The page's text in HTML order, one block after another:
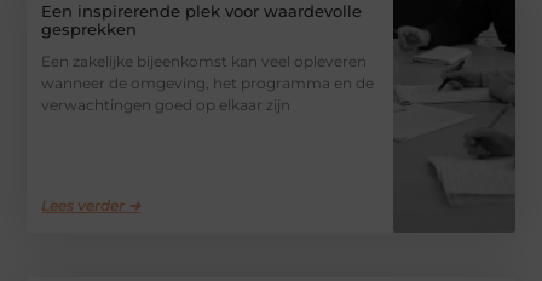
Een inspirerende plek voor waardevolle
gesprekken
Een zakelijke bijeenkomst kan veel opleveren
wanneer de omgeving, het programma en de
verwachtingen goed op elkaar zijn
Lees verder ➜